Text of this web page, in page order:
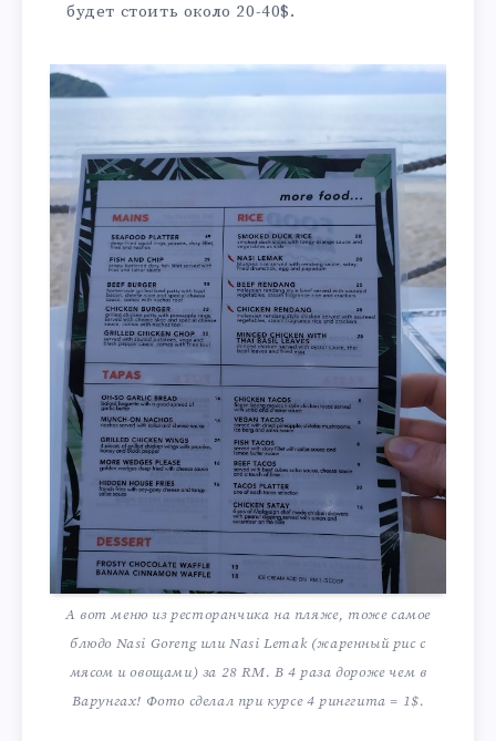
будет стоить около 20-40$.
А вот меню из ресторанчика на пляже, тоже самое
блюдо Nasi Goreng или Nasi Lemak (жаренный рис с
мясом и овощами) за 28 RM. В 4 раза дороже чем в
Варунгах! Фото сделал при курсе 4 ринггита = 1$.